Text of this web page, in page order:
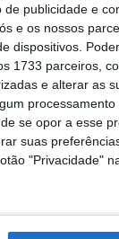
publicidade e
e os nossos
dispositivos.
1733 parceiros,
e alterar as
se opor a esse
suas
"Privacidade"
perda de
relacionados
eletrónicos
35 kg/m2 ou
GLP-1 de
exenatido ou
entre
israelita